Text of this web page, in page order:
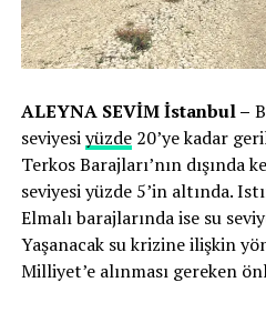
ALEYNA SEVİM İstanbul –
seviyesiyüzde20’ye kadar
Terkos Barajları’nın dışında
seviyesi yüzde 5’in altında.
Elmalı barajlarında ise su
Yaşanacak su krizine ilişkin
Milliyet’e alınması gereken